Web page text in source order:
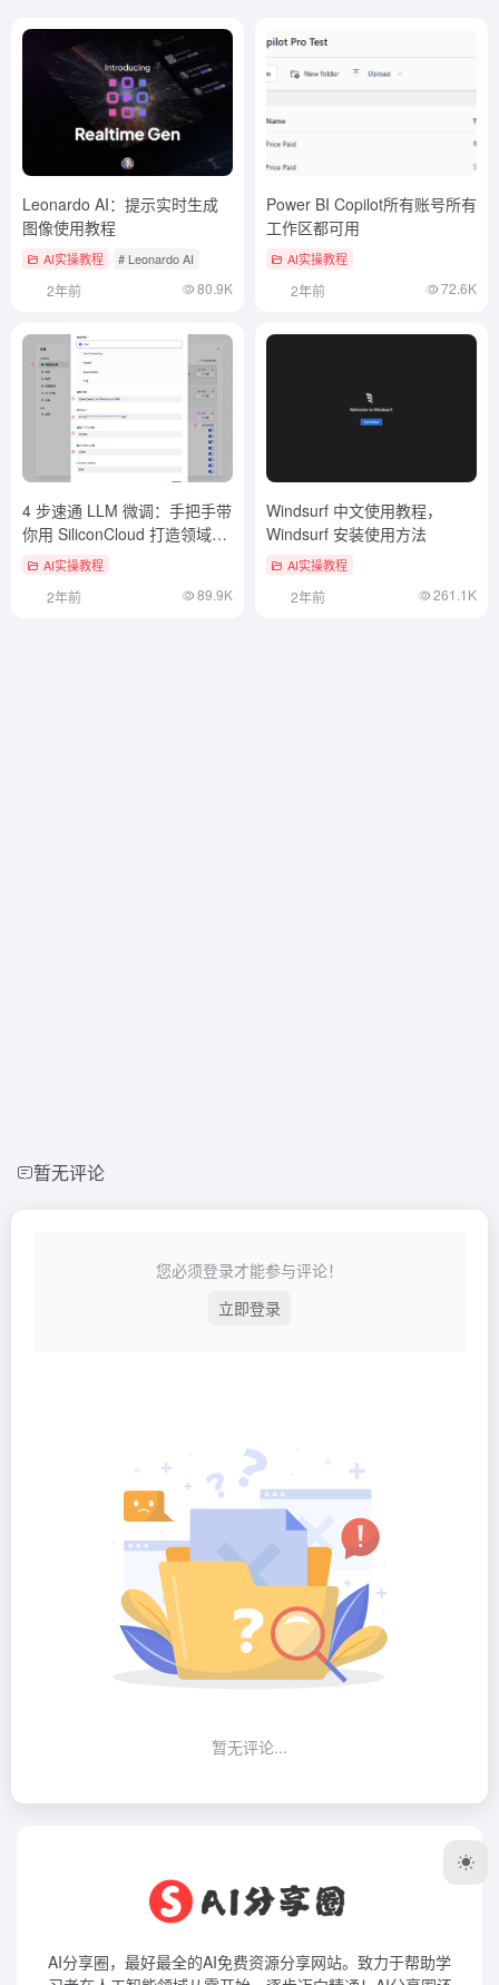
Leonardo AI：提示实时生成
图像使用教程
AI实操教程 # Leonardo AI
2年前 80.9K
Power BI Copilot所有账号所有
工作区都可用
AI实操教程
2年前 72.6K
4 步速通 LLM 微调：手把手带
你用 SiliconCloud 打造领域大
模型AI实操教程
2年前 89.9K
Windsurf 中文使用教程，
Windsurf 安装使用方法
AI实操教程
2年前 261.1K
暂无评论
您必须登录才能参与评论！
立即登录
暂无评论...
AI分享圈，最好最全的AI免费资源分享网站。致力于帮助学